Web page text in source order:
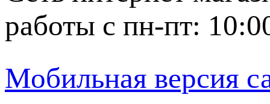
работы с пн-пт:
Мобильная версия